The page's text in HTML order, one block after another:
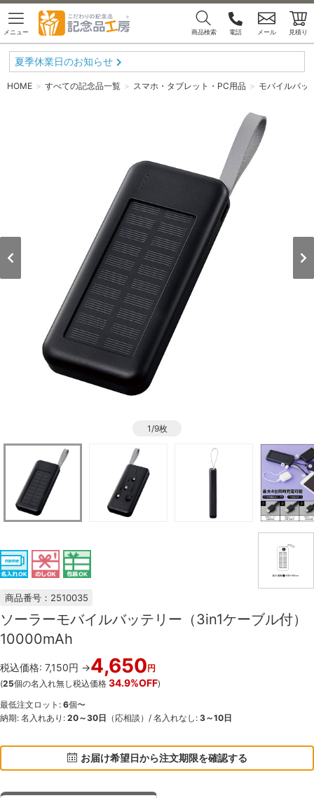
メニュー 商品検索 電話 メール 見積り
夏季休業日のお知らせ
HOME すべての記念品一覧 スマホ・タブレット・PC用品 モバイルバッ
1/9枚
商品番号：2510035
ソーラーモバイルバッテリー（3in1ケーブル付）
10000mAh
税込価格: 7,150円 →4,650円
(25個の名入れ無し税込価格 34.9%OFF)
最低注文ロット: 6個〜
納期: 名入れあり: 20～30日 （応相談）/ 名入れなし: 3～10日
お届け希望日から注文期限を確認する